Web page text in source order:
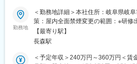
また、ICT技術を活用した情報化施工
ており、他社に先駆けた新商品の提
効率化を追求しています。指定工場
本車輌製造様、住友建機販売様など、
■業務概要：
個人･法人両方のお客様に対して、当
険・生命保険）のご提案業務を担当い
お客様が抱えているリスクを判断し
ーする営業です。既存のお客様への
勤務地
＜勤務地詳細＞本社住所：岐阜県岐
策：屋内全面禁煙変更の範囲：※研修
日動支社
【最寄り駅】
長森駅
＜予定年収＞240万円～360万円＜賃